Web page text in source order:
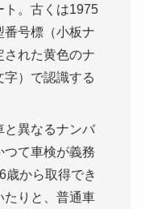
ト。古くは1975
番号標（小板ナ
された黄色のナ
字）で認識する
と異なるナンバ
つて車検が義務
歳から取得でき
たりと、普通車